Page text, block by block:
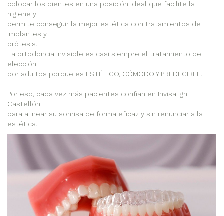
colocar los dientes en una posición ideal que facilite la
higiene y
permite conseguir la mejor estética con tratamientos de
implantes y
prótesis.
La ortodoncia invisible es casi siempre el tratamiento de
elección
por adultos porque es ESTÉTICO, CÓMODO Y PREDECIBLE.
Por eso, cada vez más pacientes confían en Invisalign
Castellón
para alinear su sonrisa de forma eficaz y sin renunciar a la
estética.